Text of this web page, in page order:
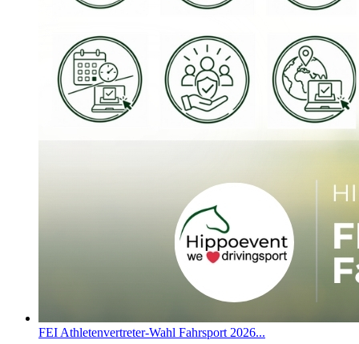
FEI Athletenvertreter-Wahl Fahrsport 2026...